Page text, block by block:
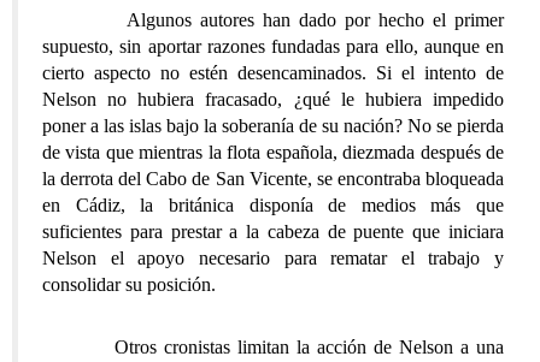
Algunos autores han dado por hecho el primer
supuesto, sin aportar razones fundadas para ello, aunque en
cierto aspecto no estén desencaminados. Si el intento de
Nelson no hubiera fracasado, ¿qué le hubiera impedido
poner a las islas bajo la soberanía de su nación? No se pierda
de vista que mientras la flota española, diezmada después de
la derrota del Cabo de San Vicente, se encontraba bloqueada
en Cádiz, la británica disponía de medios más que
suficientes para prestar a la cabeza de puente que iniciara
Nelson el apoyo necesario para rematar el trabajo y
consolidar su posición.
Otros cronistas limitan la acción de Nelson a una